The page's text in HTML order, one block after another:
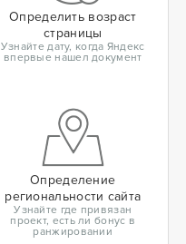
Определить возраст
страницы
Узнайте дату, когда Яндекс
впервые нашел документ
Определение
региональности сайта
Узнайте где привязан
проект, есть ли бонус в
ранжировании